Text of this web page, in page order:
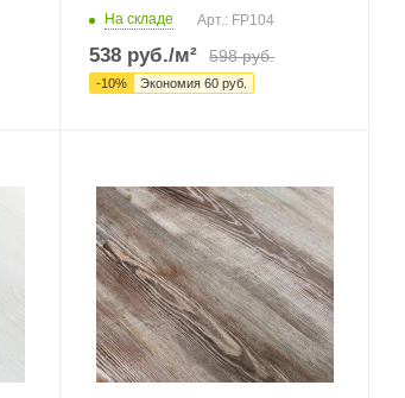
На складе Арт.: FP104
538 руб./м² 598руб.
-10% Экономия60 руб.